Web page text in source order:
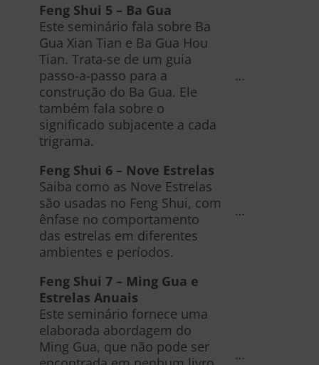
Feng Shui 5 – Ba Gua
Este seminário fala sobre Ba
Gua Xian Tian e Ba Gua Hou
Tian. Trata-se de um guia
passo-a-passo para a
construção do Ba Gua. Ele
também fala sobre o
significado subjacente a cada
trigrama.
…
Feng Shui 6 – Nove Estrelas
Saiba como as Nove Estrelas
são usadas no Feng Shui, com
ênfase no comportamento
das estrelas em diferentes
ambientes e períodos.
…
Feng Shui 7 – Ming Gua e
Estrelas Anuais
Este seminário fornece uma
elaborada abordagem do
Ming Gua, que não pode ser
…